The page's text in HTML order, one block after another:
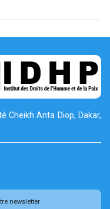
CheikhAnta Diop, Dakar,